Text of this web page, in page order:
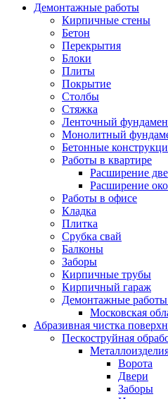
Демонтажные работы
Кирпичные стены
Бетон
Перекрытия
Блоки
Плиты
Покрытие
Столбы
Стяжка
Ленточный
Монолитный
Бетонные
Работы в квартире
Расширение
Расширение
Работы в офисе
Кладка
Плитка
Срубка свай
Балконы
Заборы
Кирпичные трубы
Кирпичный гараж
Демонтажные
Московская
Абразивная чистка
Пескоструйная
Ворота
Двери
Заборы